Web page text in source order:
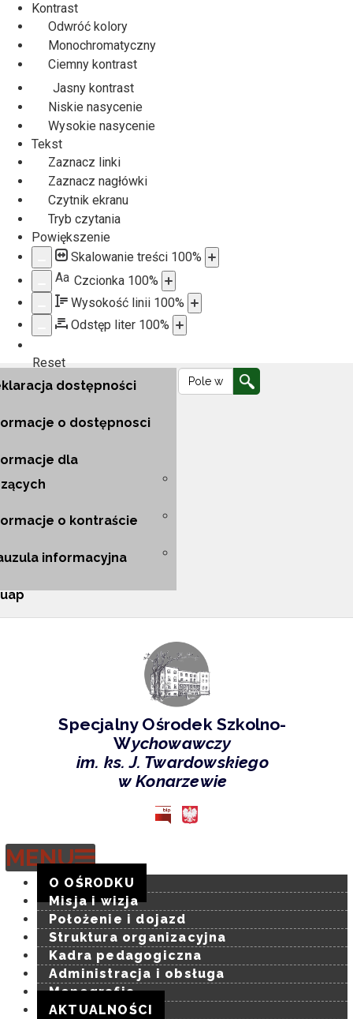
Kontrast
Odwróć kolory
Monochromatyczny
Ciemny kontrast
Jasny kontrast
Niskie nasycenie
Wysokie nasycenie
Tekst
Zaznacz linki
Zaznacz nagłówki
Czytnik ekranu
Tryb czytania
Powiększenie
Skalowanie treści 100%
Aa Czcionka 100%
Wysokość linii 100%
Odstęp liter 100%
Reset
Przejdź
do
nawigacji
głównej
Przejdź
do
głównej
treści
Przejdź
do
mapy
strony
Ustawienia
dostępności
o dostępnosci
dla
o kontraście
informacyjna
Wyszukiwarka
Wyszukiwarka
Specjalny Ośrodek Szkolno-
Wychowawczy
im. ks. J. Twardowskiego
w Konarzewie-
Szkolno-
Wychowawczy
im.
ks.
J.
w
Konarzewie
MENU
O OŚRODKU
Misja i wizja
Położenie i dojazd
Struktura organizacyjna
Kadra pedagogiczna
Administracja i obsługa
Monografia
AKTUALNOŚCI